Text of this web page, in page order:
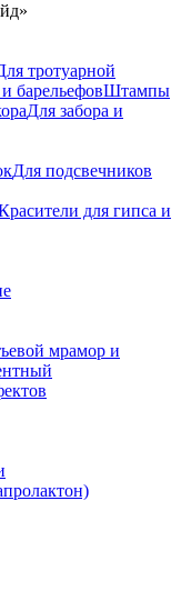
тротуарной
барельефовШтампы
Для забора и
Для подсвечников
для гипса и
мрамор и